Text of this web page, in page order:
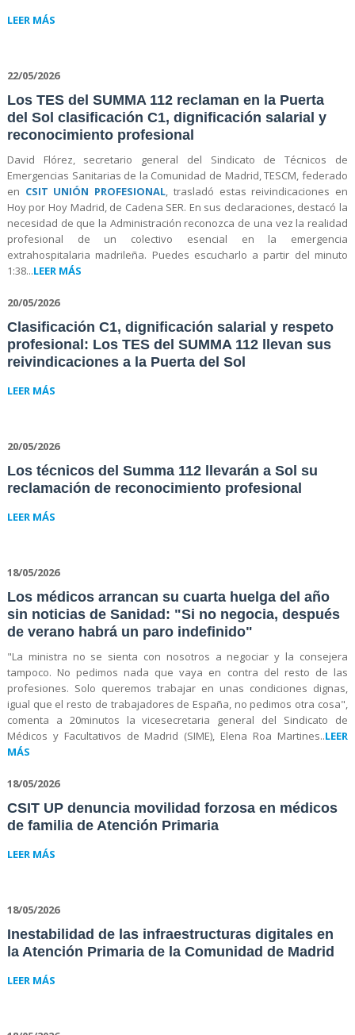
LEER MÁS
22/05/2026
Los TES del SUMMA 112 reclaman en la Puerta
del Sol clasificación C1, dignificación salarial y
reconocimiento profesional
David Flórez, secretario general del Sindicato de Técnicos de
Emergencias Sanitarias de la Comunidad de Madrid, TESCM, federado
en CSIT UNIÓN PROFESIONAL, trasladó estas reivindicaciones en
Hoy por Hoy Madrid, de Cadena SER. En sus declaraciones, destacó la
necesidad de que la Administración reconozca de una vez la realidad
profesional de un colectivo esencial en la emergencia
extrahospitalaria madrileña. Puedes escucharlo a partir del minuto
1:38...LEER MÁS
20/05/2026
Clasificación C1, dignificación salarial y respeto
profesional: Los TES del SUMMA 112 llevan sus
reivindicaciones a la Puerta del Sol
LEER MÁS
20/05/2026
Los técnicos del Summa 112 llevarán a Sol su
reclamación de reconocimiento profesional
LEER MÁS
18/05/2026
Los médicos arrancan su cuarta huelga del año
sin noticias de Sanidad: "Si no negocia, después
de verano habrá un paro indefinido"
"La ministra no se sienta con nosotros a negociar y la consejera
tampoco. No pedimos nada que vaya en contra del resto de las
profesiones. Solo queremos trabajar en unas condiciones dignas,
igual que el resto de trabajadores de España, no pedimos otra cosa",
comenta a 20minutos la vicesecretaria general del Sindicato de
Médicos y Facultativos de Madrid (SIME), Elena Roa Martines..LEER
MÁS
18/05/2026
CSIT UP denuncia movilidad forzosa en médicos
de familia de Atención Primaria
LEER MÁS
18/05/2026
Inestabilidad de las infraestructuras digitales en
la Atención Primaria de la Comunidad de Madrid
LEER MÁS